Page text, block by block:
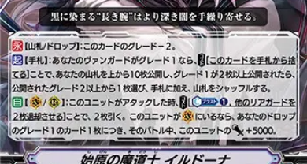
【D】ブースター
【D】その他ブースター
【D】デッキなど
【DPR】PRカード